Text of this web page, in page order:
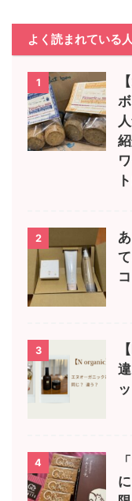
よく読まれている
1
2
3
4